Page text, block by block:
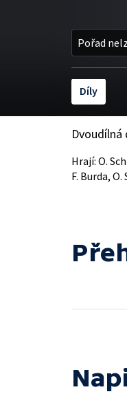
Pořad
Díly
Dvoudílná
Hrají: O.
F. Burda,